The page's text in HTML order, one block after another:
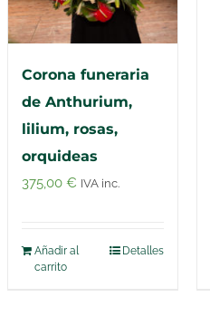
Corona funeraria
de Anthurium,
lilium, rosas,
orquideas
375,00 € IVA inc.
Añadir al
carrito
Detalles